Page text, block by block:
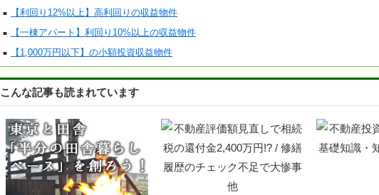
【利回り12%以上】高利回りの収益物件
【一棟アパート】利回り10%以上の収益物件
【1,000万円以下】の小額投資収益物件
こんな記事も読まれています